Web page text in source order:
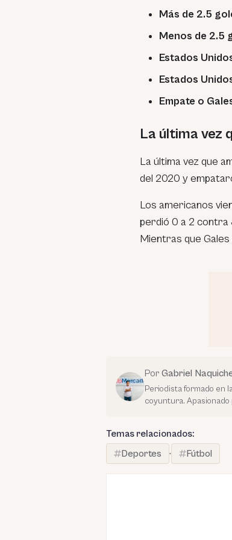
Más de 2.5
Menos de 2.5
Estados
Estados
Empate o
La última vez
La última vez que
del 2020 y
Los americanos
perdió 0 a 2 contra
Mientras que
Por Gabriel
Periodista formado en
coyuntura. Apasionado
Temas relacionados:
Deportes
· Fútbol